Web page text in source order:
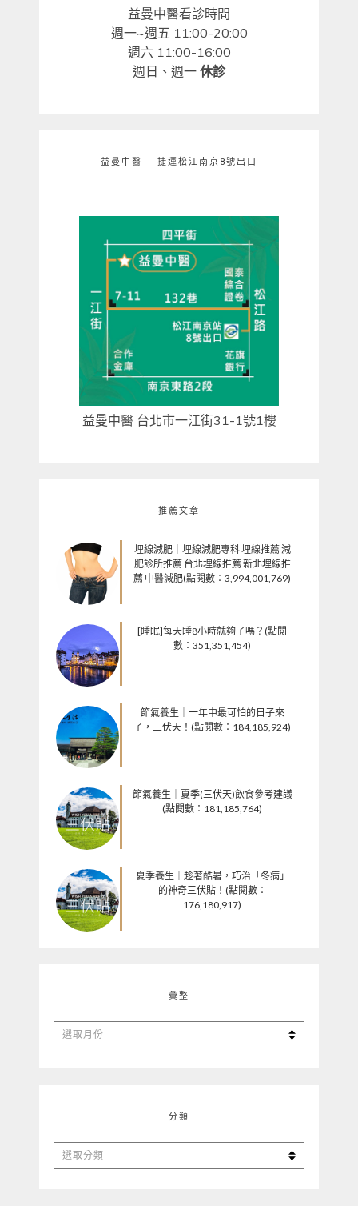
益曼中醫看診時間
週一~週五 11:00-20:00
週六 11:00-16:00
週日、週一 休診
益曼中醫 – 捷運松江南京8號出口
益曼中醫 台北市一江街31-1號1樓
推薦文章
埋線減肥｜埋線減肥專科 埋線推薦 減
肥診所推薦 台北埋線推薦 新北埋線推
薦 中醫減肥(點閱數：3,994,001,769)
[睡眠]每天睡8小時就夠了嗎？(點閱
數：351,351,454)
節氣養生｜一年中最可怕的日子來
了，三伏天！(點閱數：184,185,924)
節氣養生｜夏季(三伏天)飲食參考建議
(點閱數：181,185,764)
夏季養生｜趁著酷暑，巧治「冬病」
的神奇三伏貼！(點閱數：
176,180,917)
彙整
彙
整
分類
分
類